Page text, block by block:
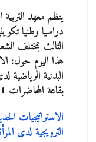
دراسيا وطنيا
الثالث بمختلف
هذا اليوم حول:
بقاعة المحاضرات 01 بدالي إبراهيم.
الاستراتيجيات
الترويجية لدى